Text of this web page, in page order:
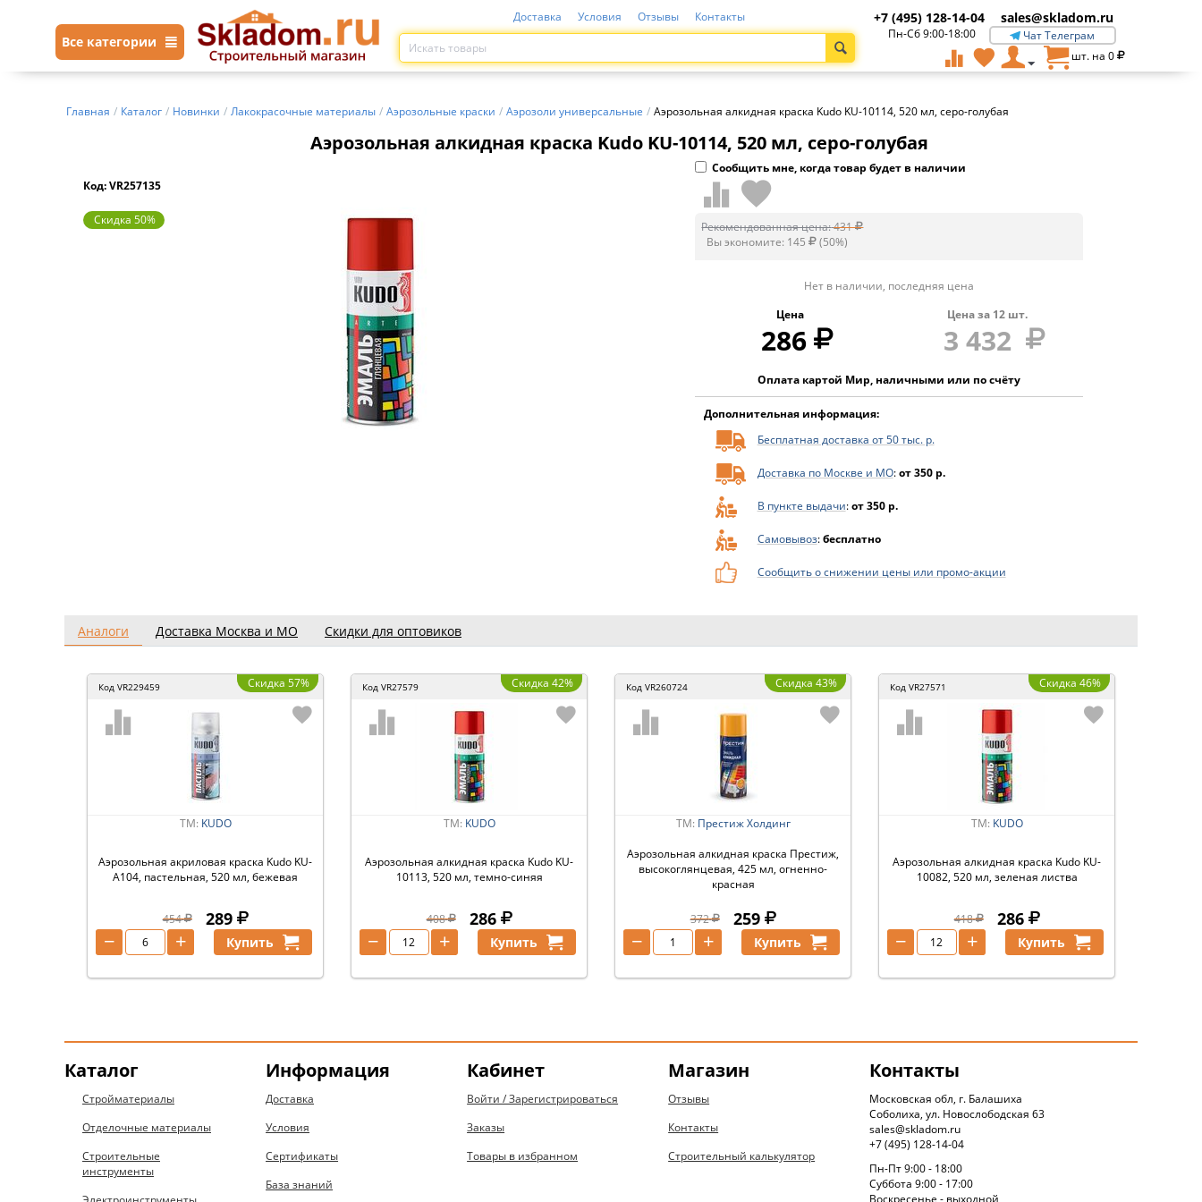
Все категории
Доставка Условия Отзывы Контакты +7 (495) 128-14-04 sales@skladom.ru
Пн-Сб 9:00-18:00
Чат Телеграм
шт. на 0
Главная / Каталог / Новинки / Лакокрасочные материалы / Аэрозольные краски / Аэрозоли универсальные / Аэрозольная алкидная краска Kudo KU-10114, 520 мл, серо-голубая
Аэрозольная алкидная краска Kudo KU-10114, 520 мл, серо-голубая
Код: VR257135
Скидка 50%
Сообщить мне, когда товар будет в наличии
Рекомендованная цена:431
Вы экономите: 145 (50%)
Нет в наличии, последняя цена
Цена
286
Цена за 12шт.
3 432
Оплата картой Мир, наличными или по счёту
Дополнительная информация:
Бесплатная доставка от 50 тыс. р.
Доставка по Москве и МО:от 350 р.
В пункте выдачи:от 350 р.
Самовывоз:бесплатно
Сообщить о снижении цены или промо-акции
Аналоги Доставка Москва и МО Скидки для оптовиков
Код VR229459 Скидка 57%
ТМ: KUDO
Аэрозольная акриловая краска Kudo KU-
A104, пастельная, 520 мл, бежевая
454 289
+
− Купить
Код VR27579 Скидка 42%
ТМ: KUDO
Аэрозольная алкидная краска Kudo KU-
10113, 520 мл, темно-синяя
408 286
+
− Купить
Код VR260724 Скидка 43%
ТМ: Престиж Холдинг
Аэрозольная алкидная краска Престиж,
высокоглянцевая, 425 мл, огненно-
красная
372 259
+
− Купить
Код VR27571 Скидка 46%
ТМ: KUDO
Аэрозольная алкидная краска Kudo KU-
10082, 520 мл, зеленая листва
418 286
+
− Купить
Каталог
Стройматериалы
Отделочные материалы
Строительные
инструменты
Информация
Доставка
Условия
Сертификаты
База знаний
Кабинет
Войти / Зарегистрироваться
Заказы
Товары в избранном
Магазин
Отзывы
Контакты
Строительный калькулятор
Контакты
Московская обл, г. Балашиха
Соболиха, ул. Новослободская 63
sales@skladom.ru
+7 (495) 128-14-04
Пн-Пт 9:00 - 18:00
Суббота 9:00 - 17:00
Воскресенье - выходной